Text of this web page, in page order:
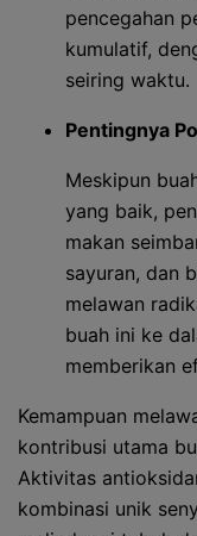
pencegahan
kumulatif,
seiring waktu.
Pentingnya
Meskipun
yang baik,
makan
sayuran, dan
melawan
buah ini ke
memberikan
Kemampuan
kontribusi utama
Aktivitas
kombinasi unik